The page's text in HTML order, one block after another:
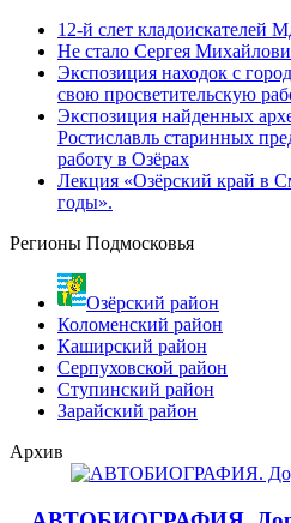
12-й слет кладоискателей
Не стало Сергея
Экспозиция находок с
свою просветительскую
Экспозиция найденных
Ростиславль старинных
работу в Озёрах
Лекция «Озёрский край в
годы».
Регионы Подмосковья
Озёрский район
Коломенский район
Каширский район
Серпуховской район
Ступинский район
Зарайский район
Архив